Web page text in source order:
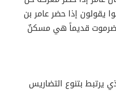
يقولون إذا حضر عامر بن
قديماً هي مسكنٌ
يرتبط بتنوع التضاريس